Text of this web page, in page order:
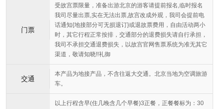
门票
受故宫票限量，准备出游北京的游客请提前报名,临时报名
我司尽量出票,实在无法出票,故宫改成外观，我司会提前电
话通知{地接部分可无损退订}或退故票费用，自由活动两小
时，其它行程正常按排，交通部分的退费损失请自行承担，
我司不承担交通退费损失，以故宫官网售票系统为准无其它
渠道，敬请知晓!!礼御
交通
本产品为地接产品，不含往返大交通。北京当地为空调旅游
车。
以上行程含早(住几晚含几个早餐)3正餐，正餐餐标为：30